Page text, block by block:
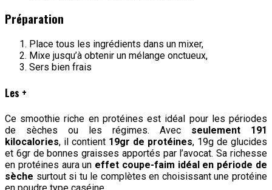
Préparation
Place tous les ingrédients dans un mixer,
Mixe jusqu’à obtenir un mélange onctueux,
Sers bien frais
Les +
Ce smoothie riche en protéines est idéal pour les périodes
de sèches ou les régimes. Avec seulement 191
kilocalories, il contient 19gr de protéines, 19g de glucides
et 6gr de bonnes graisses apportés par l’avocat. Sa richesse
en protéines aura un effet coupe-faim idéal en période de
sèche surtout si tu le complètes en choisissant une protéine